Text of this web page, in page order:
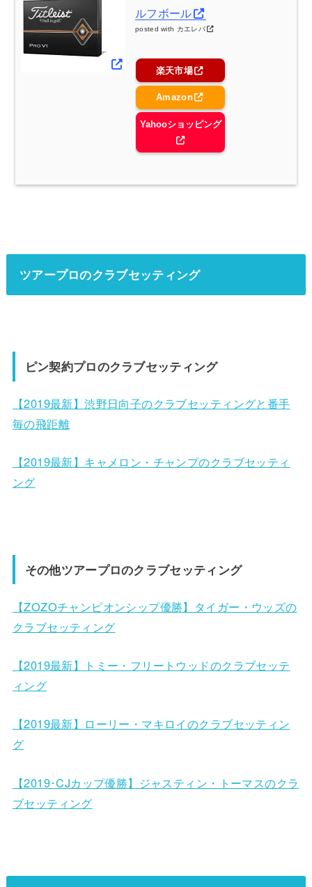
ルフボール
posted with カエレバ
楽天市場
Amazon
Yahooショッピング
ツアープロのクラブセッティング
ピン契約プロのクラブセッティング
【2019最新】渋野日向子のクラブセッティングと番手
毎の飛距離
【2019最新】キャメロン・チャンプのクラブセッティ
ング
その他ツアープロのクラブセッティング
【ZOZOチャンピオンシップ優勝】タイガー・ウッズの
クラブセッティング
【2019最新】トミー・フリートウッドのクラブセッテ
ィング
【2019最新】ローリー・マキロイのクラブセッティン
グ
【2019･CJカップ優勝】ジャスティン・トーマスのクラ
ブセッティング